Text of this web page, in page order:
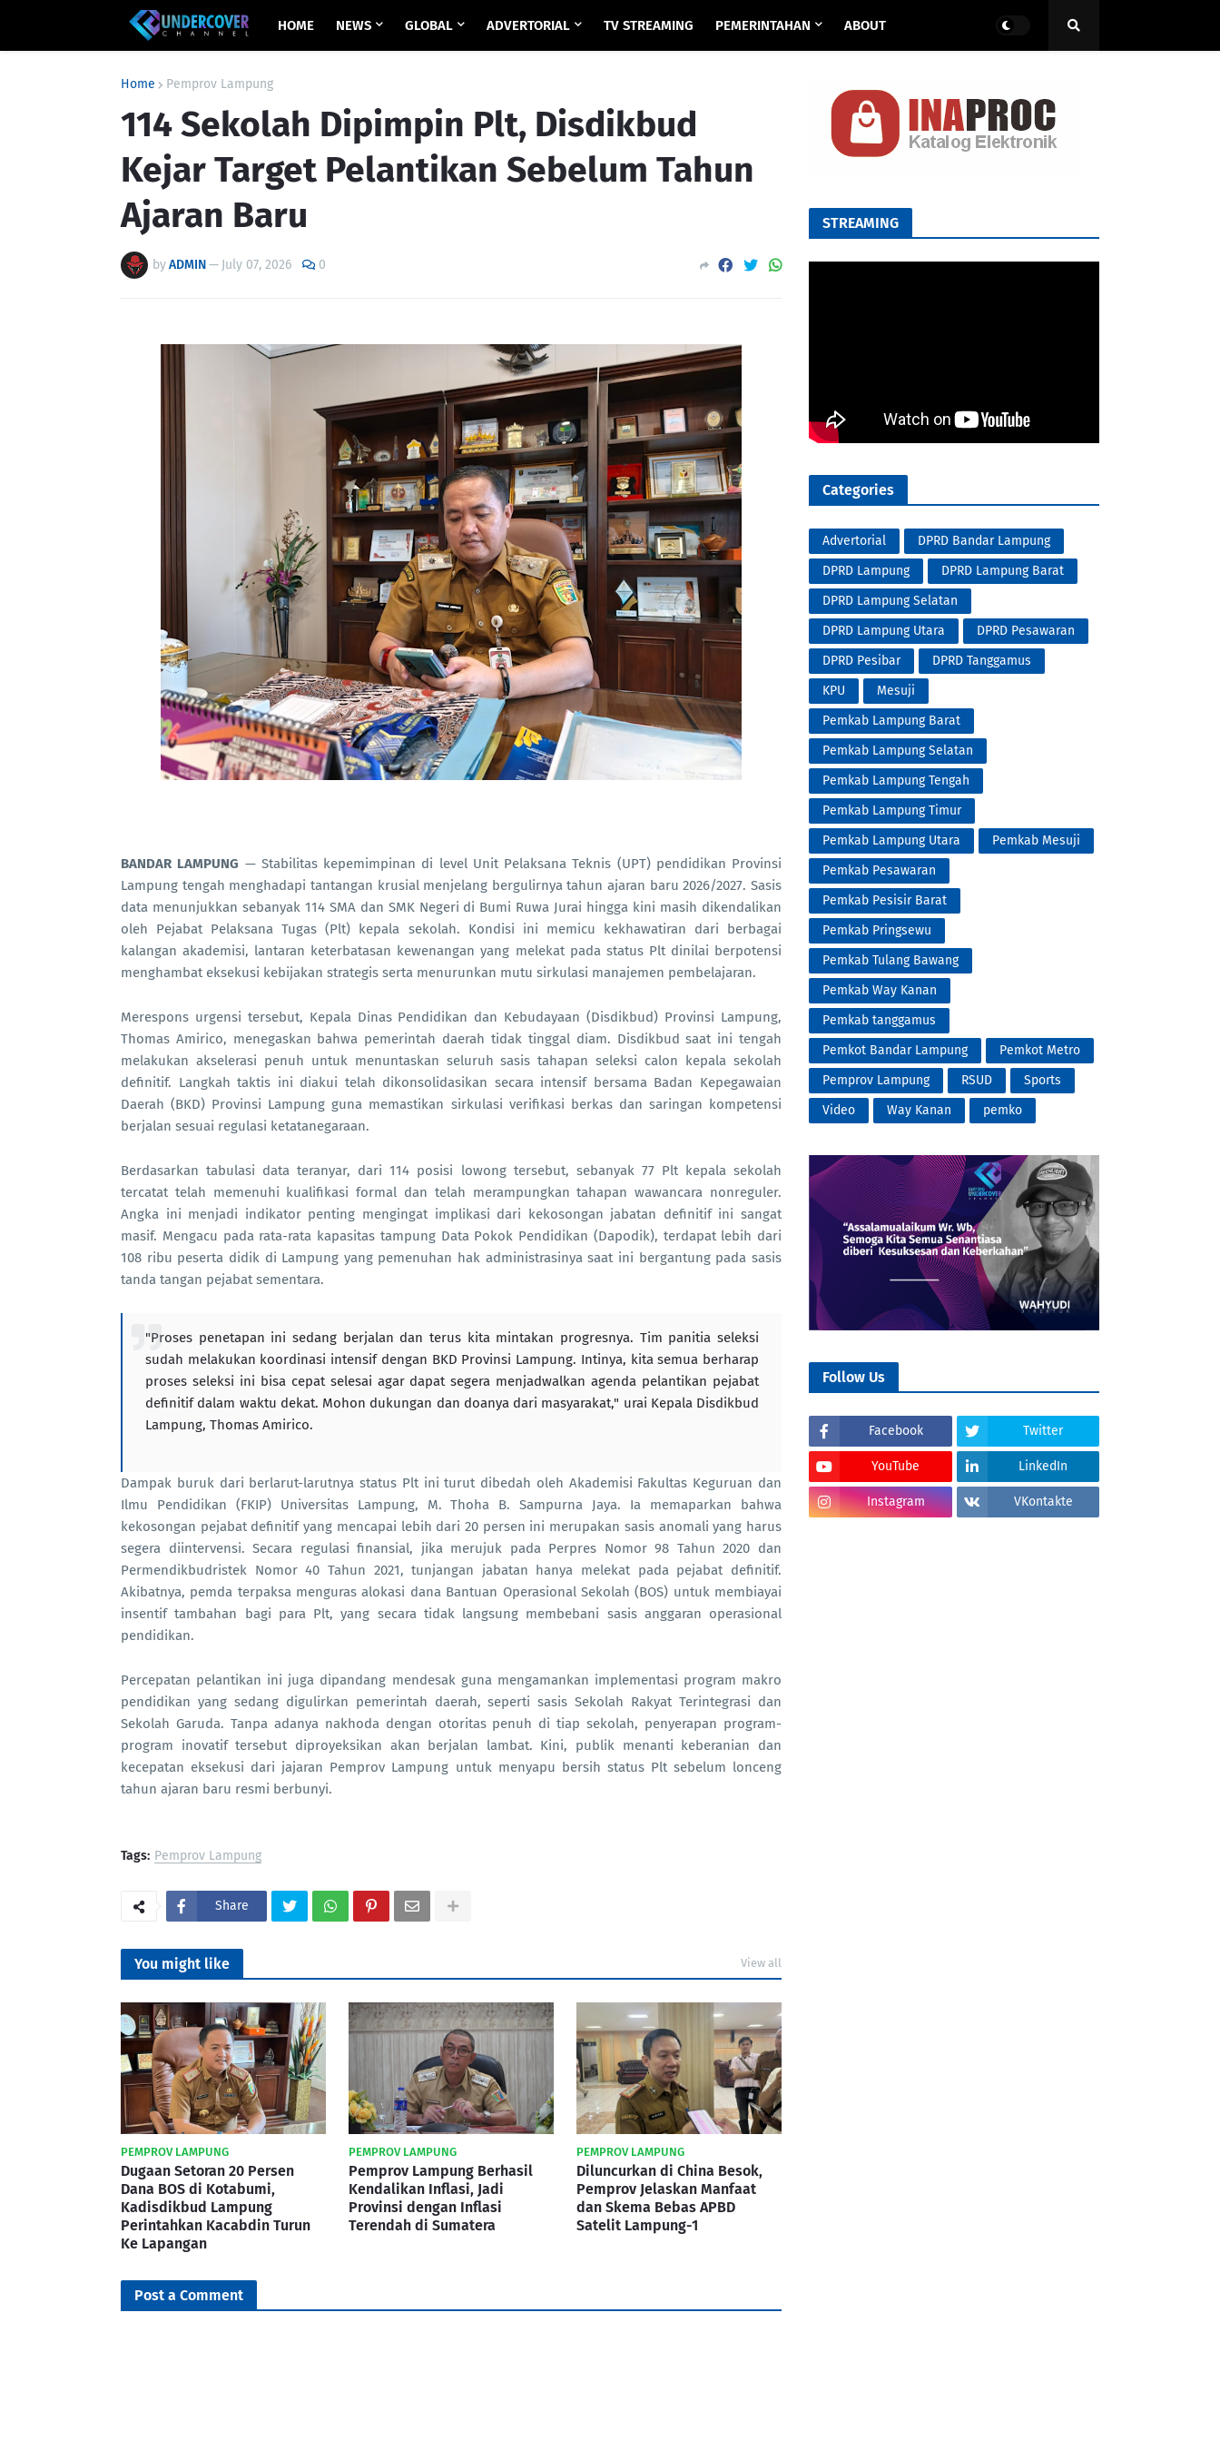
HOME NEWS GLOBAL ADVERTORIAL TV STREAMING PEMERINTAHAN ABOUT
Home Pemprov Lampung
114 Sekolah Dipimpin Plt, Disdikbud
Kejar Target Pelantikan Sebelum Tahun
Ajaran Baru
byADMIN— July 07, 2026 0
BANDAR LAMPUNG — Stabilitas kepemimpinan di level Unit Pelaksana Teknis (UPT) pendidikan Provinsi
Lampung tengah menghadapi tantangan krusial menjelang bergulirnya tahun ajaran baru 2026/2027. Sasis
data menunjukkan sebanyak 114 SMA dan SMK Negeri di Bumi Ruwa Jurai hingga kini masih dikendalikan
oleh Pejabat Pelaksana Tugas (Plt) kepala sekolah. Kondisi ini memicu kekhawatiran dari berbagai
kalangan akademisi, lantaran keterbatasan kewenangan yang melekat pada status Plt dinilai berpotensi
menghambat eksekusi kebijakan strategis serta menurunkan mutu sirkulasi manajemen pembelajaran.
Merespons urgensi tersebut, Kepala Dinas Pendidikan dan Kebudayaan (Disdikbud) Provinsi Lampung,
Thomas Amirico, menegaskan bahwa pemerintah daerah tidak tinggal diam. Disdikbud saat ini tengah
melakukan akselerasi penuh untuk menuntaskan seluruh sasis tahapan seleksi calon kepala sekolah
definitif. Langkah taktis ini diakui telah dikonsolidasikan secara intensif bersama Badan Kepegawaian
Daerah (BKD) Provinsi Lampung guna memastikan sirkulasi verifikasi berkas dan saringan kompetensi
berjalan sesuai regulasi ketatanegaraan.
Berdasarkan tabulasi data teranyar, dari 114 posisi lowong tersebut, sebanyak 77 Plt kepala sekolah
tercatat telah memenuhi kualifikasi formal dan telah merampungkan tahapan wawancara nonreguler.
Angka ini menjadi indikator penting mengingat implikasi dari kekosongan jabatan definitif ini sangat
masif. Mengacu pada rata-rata kapasitas tampung Data Pokok Pendidikan (Dapodik), terdapat lebih dari
108 ribu peserta didik di Lampung yang pemenuhan hak administrasinya saat ini bergantung pada sasis
tanda tangan pejabat sementara.
"Proses penetapan ini sedang berjalan dan terus kita mintakan progresnya. Tim panitia seleksi
sudah melakukan koordinasi intensif dengan BKD Provinsi Lampung. Intinya, kita semua berharap
proses seleksi ini bisa cepat selesai agar dapat segera menjadwalkan agenda pelantikan pejabat
definitif dalam waktu dekat. Mohon dukungan dan doanya dari masyarakat," urai Kepala Disdikbud
Lampung, Thomas Amirico.
Dampak buruk dari berlarut-larutnya status Plt ini turut dibedah oleh Akademisi Fakultas Keguruan dan
Ilmu Pendidikan (FKIP) Universitas Lampung, M. Thoha B. Sampurna Jaya. Ia memaparkan bahwa
kekosongan pejabat definitif yang mencapai lebih dari 20 persen ini merupakan sasis anomali yang harus
segera diintervensi. Secara regulasi finansial, jika merujuk pada Perpres Nomor 98 Tahun 2020 dan
Permendikbudristek Nomor 40 Tahun 2021, tunjangan jabatan hanya melekat pada pejabat definitif.
Akibatnya, pemda terpaksa menguras alokasi dana Bantuan Operasional Sekolah (BOS) untuk membiayai
insentif tambahan bagi para Plt, yang secara tidak langsung membebani sasis anggaran operasional
pendidikan.
Percepatan pelantikan ini juga dipandang mendesak guna mengamankan implementasi program makro
pendidikan yang sedang digulirkan pemerintah daerah, seperti sasis Sekolah Rakyat Terintegrasi dan
Sekolah Garuda. Tanpa adanya nakhoda dengan otoritas penuh di tiap sekolah, penyerapan program-
program inovatif tersebut diproyeksikan akan berjalan lambat. Kini, publik menanti keberanian dan
kecepatan eksekusi dari jajaran Pemprov Lampung untuk menyapu bersih status Plt sebelum lonceng
tahun ajaran baru resmi berbunyi.
Tags: Pemprov Lampung
Share
You might like View all
PEMPROV LAMPUNG
Dugaan Setoran 20 Persen
Dana BOS di Kotabumi,
Kadisdikbud Lampung
Perintahkan Kacabdin Turun
Ke Lapangan
PEMPROV LAMPUNG
Pemprov Lampung Berhasil
Kendalikan Inflasi, Jadi
Provinsi dengan Inflasi
Terendah di Sumatera
PEMPROV LAMPUNG
Diluncurkan di China Besok,
Pemprov Jelaskan Manfaat
dan Skema Bebas APBD
Satelit Lampung-1
Post a Comment
STREAMING
Categories
Advertorial
DPRD Bandar Lampung
DPRD Lampung
DPRD Lampung Barat
DPRD Lampung Selatan
DPRD Lampung Utara
DPRD Pesawaran
DPRD Pesibar
DPRD Tanggamus
KPU
Mesuji
Pemkab Lampung Barat
Pemkab Lampung Selatan
Pemkab Lampung Tengah
Pemkab Lampung Timur
Pemkab Lampung Utara
Pemkab Mesuji
Pemkab Pesawaran
Pemkab Pesisir Barat
Pemkab Pringsewu
Pemkab Tulang Bawang
Pemkab Way Kanan
Pemkab tanggamus
Pemkot Bandar Lampung
Pemkot Metro
Pemprov Lampung
RSUD
Sports
Video
Way Kanan pemko
Follow Us
Facebook Twitter
YouTube LinkedIn
Instagram VKontakte